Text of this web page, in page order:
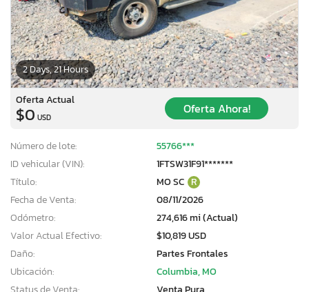
2 Days, 21 Hours
Oferta Actual
$0 USD
Oferta Ahora!
Número de lote:
55766***
ID vehicular (VIN):
1FTSW31F91*******
Título:
MO SC R
Fecha de Venta:
08/11/2026
Odómetro:
274,616 mi (Actual)
Valor Actual Efectivo:
$10,819 USD
Daño:
Partes Frontales
Ubicación:
Columbia, MO